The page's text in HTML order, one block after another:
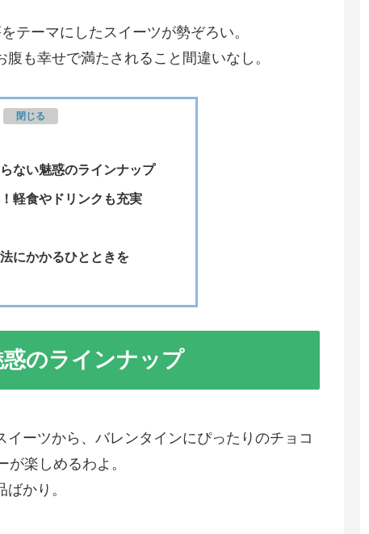
テーマにしたスイーツが勢ぞろい。
も幸せで満たされること間違いなし。
ない魅惑のラインナップ
軽食やドリンクも充実
にかかるひとときを
のラインナップ
ーツから、バレンタインにぴったりのチョコ
楽しめるわよ。
かり。